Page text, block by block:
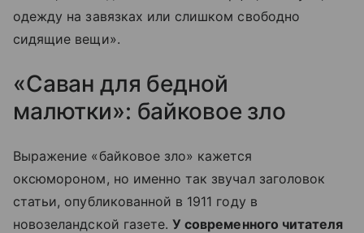
одежду на завязках или слишком свободно
сидящие вещи».
«Саван для бедной
малютки»: байковое зло
Выражение «байковое зло» кажется
оксюмороном, но именно так звучал заголовок
статьи, опубликованной в 1911 году в
новозеландской газете.У современного читателя